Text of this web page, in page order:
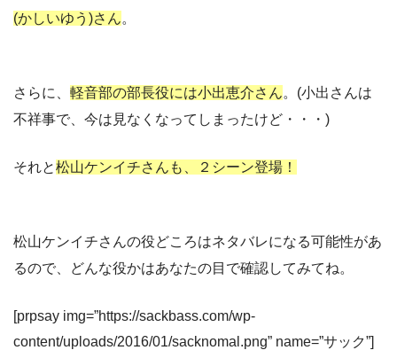
(かしいゆう)さん。
さらに、 軽音部の部長役には小出恵介さん。(小出さんは
不祥事で、今は見なくなってしまったけど・・・)
それと松山ケンイチさんも、２シーン登場！
松山ケンイチさんの役どころはネタバレになる可能性があ
るので、どんな役かはあなたの目で確認してみてね。
[prpsay img=”https://sackbass.com/wp-
content/uploads/2016/01/sacknomal.png” name=”サック”]